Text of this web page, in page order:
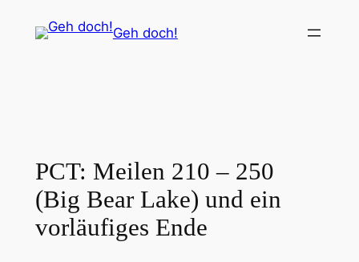
Inhalt
Geh doch!
PCT: Meilen 210 – 250
(Big Bear Lake) und ein
vorläufiges Ende